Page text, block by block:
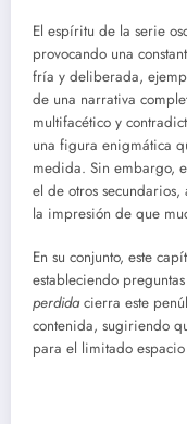
El espíritu de la serie
provocando una
fría y deliberada,
de una narrativa
multifacético y
una figura enigmática
medida. Sin embargo,
el de otros
la impresión de que
En su conjunto, este
estableciendo
perdidacierra este
contenida, sugiriendo
para el limitado